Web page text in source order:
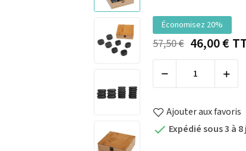
Économisez 20%
57,50 € 46,00 €
Ajouter aux favoris
 Expédié sous 3 à